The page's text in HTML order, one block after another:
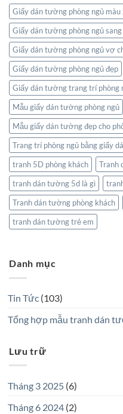
Giấy dán tường phòng ngủ màu
Giấy dán tường phòng ngủ
Giấy dán tường phòng ngủ vợ
Giấy dán tường phòng ngủ đẹp
Giấy dán tường trang trí phòng
Mẫu giấy dán tường phòng ngủ
Mẫu giấy dán tường đẹp cho
Trang trí phòng ngủ bằng giấy
tranh 5D phòng khách
Tranh
tranh dán tường 5d là gì
Tranh dán tường phòng khách
tranh dán tường trẻ em
Danh mục
Tin Tức(103)
Tổng hợp mẫu tranh dán
Lưu trữ
Tháng 3 2025(6)
Tháng 6 2024(2)